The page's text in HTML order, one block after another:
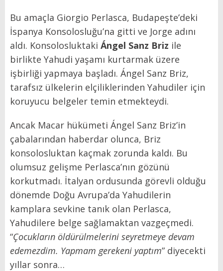
Bu amaçla Giorgio Perlasca, Budapeşte’deki
İspanya Konsolosluğu’na gitti ve Jorge adını
aldı. Konsolosluktaki Ángel Sanz Briz ile
birlikte Yahudi yaşamı kurtarmak üzere
işbirliği yapmaya başladı. Ángel Sanz Briz,
tarafsız ülkelerin elçiliklerinden Yahudiler için
koruyucu belgeler temin etmekteydi.
Ancak Macar hükümeti Ángel Sanz Briz’in
çabalarından haberdar olunca, Briz
konsolosluktan kaçmak zorunda kaldı. Bu
olumsuz gelişme Perlasca’nın gözünü
korkutmadı. İtalyan ordusunda görevli olduğu
dönemde Doğu Avrupa’da Yahudilerin
kamplara sevkine tanık olan Perlasca,
Yahudilere belge sağlamaktan vazgeçmedi.
“Çocukların öldürülmelerini seyretmeye devam
edemezdim. Yapmam gerekeni yaptım” diyecekti
yıllar sonra…